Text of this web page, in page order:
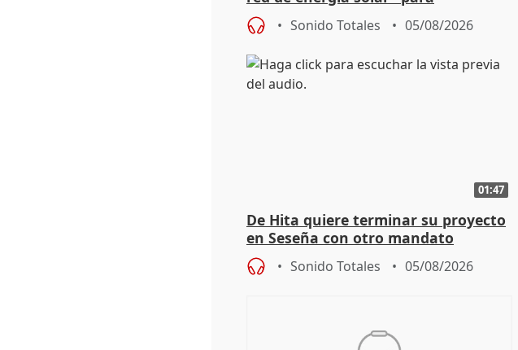
autoconsumo
Sonido Totales 05/08/2026
01:47
De Hita quiere terminar su proyecto
en Seseña con otro mandato
Sonido Totales 05/08/2026